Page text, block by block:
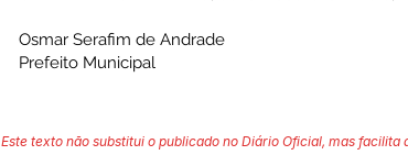
Osmar Serafim de Andrade
Prefeito Municipal
Este texto não substitui o publicado no Diário Oficial, mas